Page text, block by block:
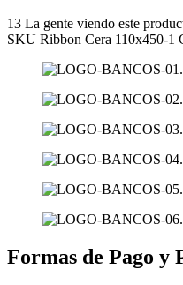
13 La gente viendo este
SKU Ribbon Cera 110x450-1
Formas de Pago y